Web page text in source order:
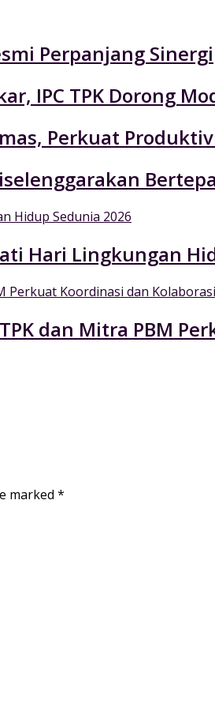
Perpanjang Sinergi
IPC TPK Dorong
Perkuat
Hari Lingkungan
dan Mitra PBM
marked *